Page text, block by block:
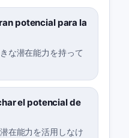
potencial para la
な潜在能力を持って
el potencial de
在能力を活用しなけ